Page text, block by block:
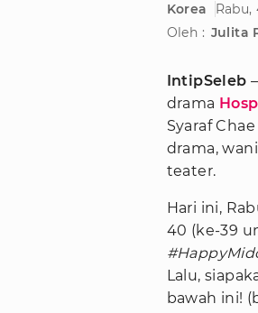
Korea
Rabu,
Oleh : Julita
IntipSeleb
drama
Syaraf
drama,
teater.
Hari ini,
40 (ke-39
Lalu,
bawah ini!